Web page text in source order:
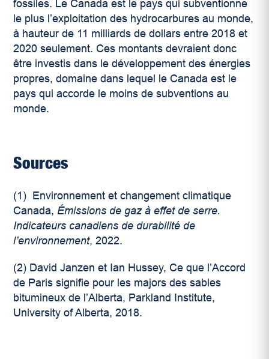
fossiles. Le Canada est le pays qui subventionne
le plus l’exploitation des hydrocarbures au monde,
à hauteur de 11 milliards de dollars entre 2018 et
2020 seulement. Ces montants devraient donc
être investis dans le développement des énergies
propres, domaine dans lequel le Canada est le
pays qui accorde le moins de subventions au
monde.
Sources
(1)
Environnement et changement climatique
Canada, Émissions de gaz à effet de serre.
Indicateurs canadiens de durabilité de
l’environnement, 2022.
(2) David Janzen et Ian Hussey, Ce que l’Accord
de Paris signifie pour les majors des sables
bitumineux de l’Alberta, Parkland Institute,
University of Alberta, 2018.